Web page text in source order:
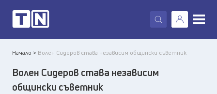
X
Начало > Волен Сидеров става независим общински съветник
Волен Сидеров става независим
общински съветник